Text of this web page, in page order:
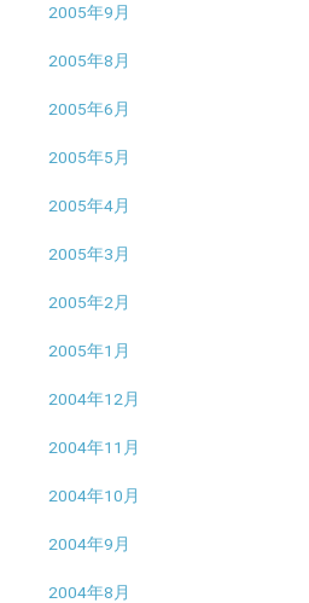
2005年9月
2005年8月
2005年6月
2005年5月
2005年4月
2005年3月
2005年2月
2005年1月
2004年12月
2004年11月
2004年10月
2004年9月
2004年8月